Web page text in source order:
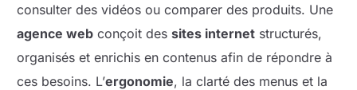
consulter des vidéos ou comparer des produits. Une
agence web conçoit dessites internet structurés,
organisés et enrichis en contenus afin de répondre à
ces besoins. L’ergonomie, la clarté des menus et la